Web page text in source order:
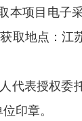
项目电子
获取地点：
代表授权
印章。